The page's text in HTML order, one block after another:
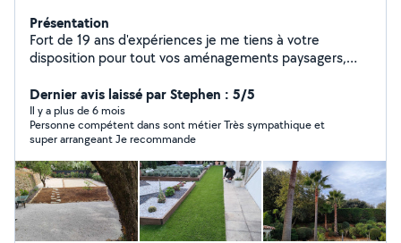
Présentation
Fort de 19 ans d'expériences je me tiens à votre
disposition pour tout vos aménagements paysagers,
élagage, abattage, entretien.... Agrée au crédit d'impôt.
Nous pouvons convenir d'un rendez-vous et voir
ensemble vos envies (devis gratuit).
Dernier avis laissé par Stephen : 5/5
Il y a plus de 6 mois
Personne compétent dans sont métier Très sympathique et
super arrangeant Je recommande